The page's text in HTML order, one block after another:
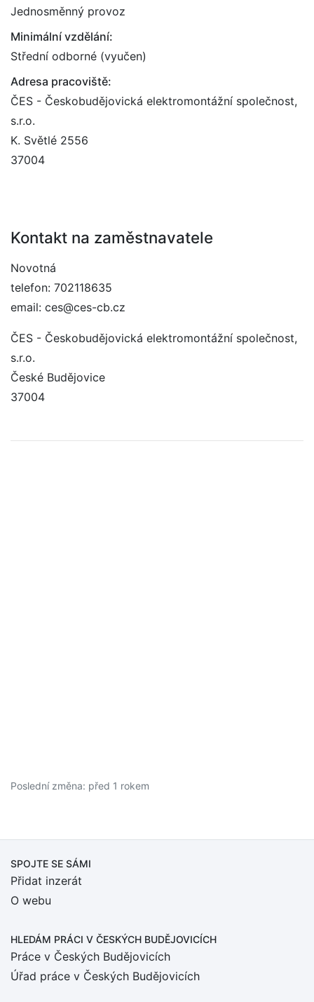
Jednosměnný provoz
Minimální vzdělání:
Střední odborné (vyučen)
Adresa pracoviště:
ČES - Českobudějovická elektromontážní společnost,
s.r.o.
K. Světlé 2556
37004
Kontakt na zaměstnavatele
Novotná
telefon: 702118635
email: ces@ces-cb.cz
ČES - Českobudějovická elektromontážní společnost,
s.r.o.
České Budějovice
37004
Poslední změna: před 1 rokem
SPOJTE SE SÁMI
Přidat inzerát
O webu
HLEDÁM PRÁCI V ČESKÝCH BUDĚJOVICÍCH
Práce v Českých Budějovicích
Úřad práce v Českých Budějovicích